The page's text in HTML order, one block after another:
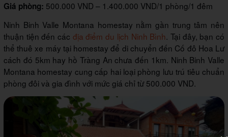
Giá phòng: 500.000 VND – 1.400.000 VND/1 phòng/1 đêm
Ninh Binh Valle Montana homestay nằm gần trung tâm nên
thuận tiện đến các địa điểm du lịch Ninh Bình. Tại đây, bạn có
thể thuê xe máy tại homestay để di chuyển đến Cố đô Hoa Lư
cách đó 5km hay hồ Tràng An chưa đến 1km. Ninh Binh Valle
Montana homestay cung cấp hai loại phòng lưu trú tiêu chuẩn
phòng đôi và gia đình với mức giá chỉ từ 500.000 VND.